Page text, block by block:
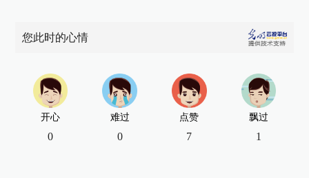
您此时的心情
开心
0
难过
0
点赞
7
飘过
1